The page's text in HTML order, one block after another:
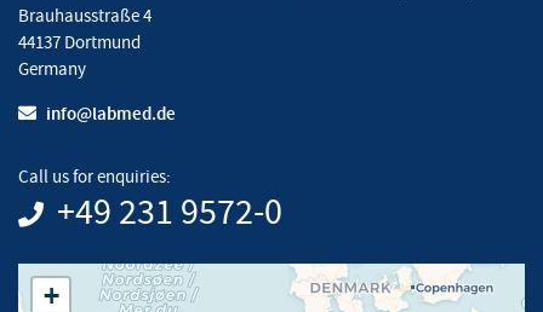
Brauhausstraße 4
44137 Dortmund
Germany
info@labmed.de
Call us for enquiries:
+49 231 9572-0
+